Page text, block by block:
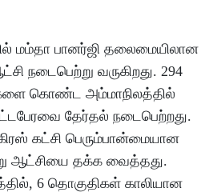
மம்தா பானர்ஜி தலைமையிலான
நடைபெற்று வருகிறது. 294
கொண்ட அம்மாநிலத்தில்
தேர்தல் நடைபெற்றது.
கட்சி பெரும்பான்மையான
ஆட்சியை தக்க வைத்தது.
6 தொகுதிகள் காலியான